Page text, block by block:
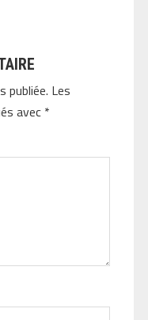
publiée. Les
avec *